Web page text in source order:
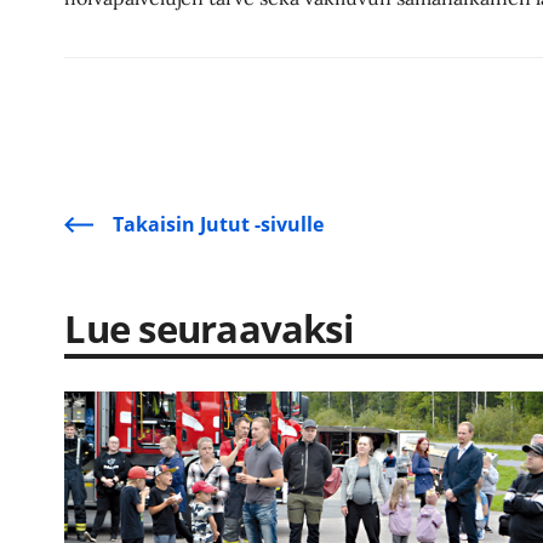
Takaisin Jutut -sivulle
Lue seuraavaksi